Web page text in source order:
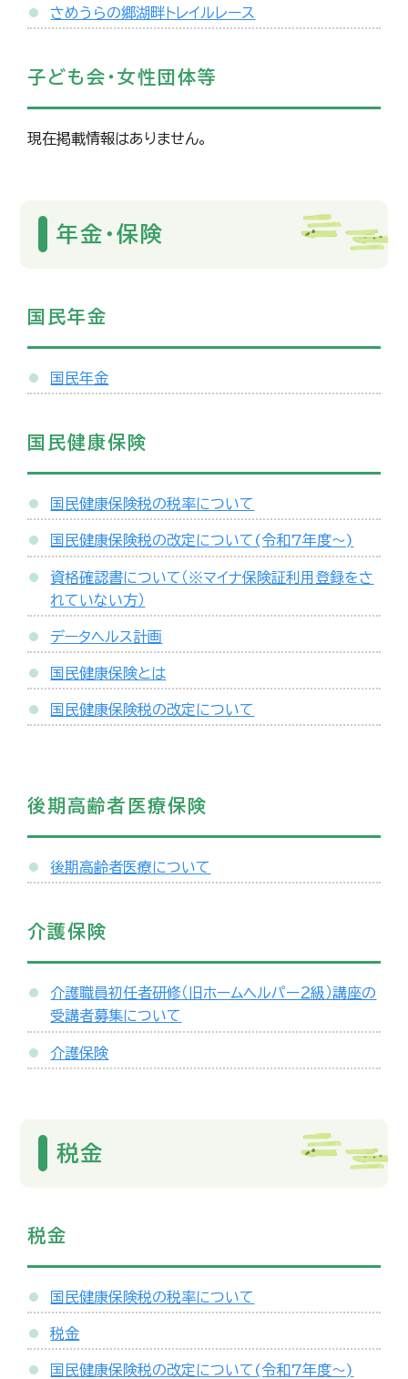
さめうらの郷湖畔トレイルレース
子ども会・女性団体等
現在掲載情報はありません。
年金・保険
国民年金
国民年金
国民健康保険
国民健康保険税の税率について
国民健康保険税の改定について(令和7年度～)
資格確認書について（※マイナ保険証利用登録をさ
れていない方）
データヘルス計画
国民健康保険とは
国民健康保険税の改定について
後期高齢者医療保険
後期高齢者医療について
介護保険
介護職員初任者研修（旧ホームヘルパー２級）講座の
受講者募集について
介護保険
税金
税金
国民健康保険税の税率について
税金
国民健康保険税の改定について(令和7年度～)